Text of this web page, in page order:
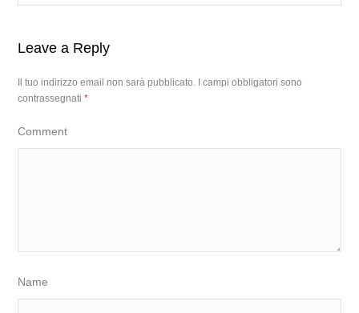
Leave a Reply
Il tuo indirizzo email non sarà pubblicato.
I campi obbligatori sono
contrassegnati*
Comment
Name